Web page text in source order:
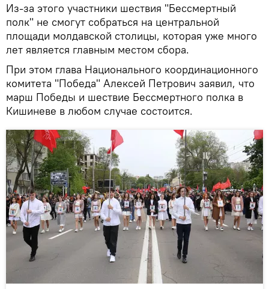
Из-за этого участники шествия "Бессмертный
полк" не смогут собраться на центральной
площади молдавской столицы, которая уже много
лет является главным местом сбора.
При этом глава Национального координационного
комитета "Победа" Алексей Петрович заявил, что
марш Победы и шествие Бессмертного полка в
Кишиневе в любом случае состоится.